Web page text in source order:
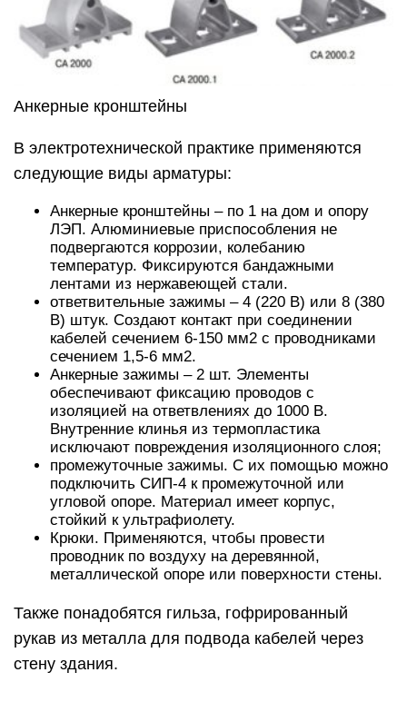
Анкерные кронштейны
В электротехнической практике применяются
следующие виды арматуры:
Анкерные кронштейны – по 1 на дом и опору
ЛЭП. Алюминиевые приспособления не
подвергаются коррозии, колебанию
температур. Фиксируются бандажными
лентами из нержавеющей стали.
ответвительные зажимы – 4 (220 В) или 8 (380
В) штук. Создают контакт при соединении
кабелей сечением 6-150 мм2 с проводниками
сечением 1,5-6 мм2.
Анкерные зажимы – 2 шт. Элементы
обеспечивают фиксацию проводов с
изоляцией на ответвлениях до 1000 В.
Внутренние клинья из термопластика
исключают повреждения изоляционного слоя;
промежуточные зажимы. С их помощью можно
подключить СИП-4 к промежуточной или
угловой опоре. Материал имеет корпус,
стойкий к ультрафиолету.
Крюки. Применяются, чтобы провести
проводник по воздуху на деревянной,
металлической опоре или поверхности стены.
Также понадобятся гильза, гофрированный
рукав из металла для подвода кабелей через
стену здания.